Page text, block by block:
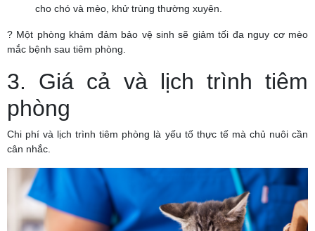
cho chó và mèo, khử trùng thường xuyên.
? Một phòng khám đảm bảo vệ sinh sẽ giảm tối đa nguy cơ mèo
mắc bệnh sau tiêm phòng.
3. Giá cả và lịch trình tiêm
phòng
Chi phí và lịch trình tiêm phòng là yếu tố thực tế mà chủ nuôi cần
cân nhắc.